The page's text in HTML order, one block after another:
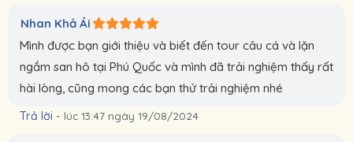
Nhan Khả Ái
Mình được bạn giới thiệu và biết đến tour câu cá và lặn
ngắm san hô tại Phú Quốc và mình đã trải nghiệm thấy rất
hài lòng, cũng mong các bạn thử trải nghiệm nhé
Trả lời - lúc 13:47 ngày 19/08/2024